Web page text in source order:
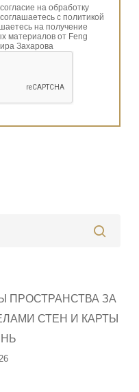
на обработку
с политикой
на получение
материалов от Feng
Захарова
ПРОСТРАНСТВА ЗА
СТЕН И КАРТЫ